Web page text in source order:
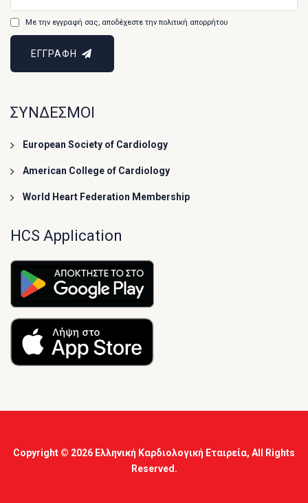
Με την εγγραφή σας, αποδέχεστε την πολιτική απορρήτου
ΕΓΓΡΑΦΗ
ΣΥΝΔΕΣΜΟΙ
European Society of Cardiology
American College of Cardiology
World Heart Federation Membership
HCS Application
Copyright © 2026 Ελληνική Καρδιολογική Εταιρεία, All Rights
Reserved.